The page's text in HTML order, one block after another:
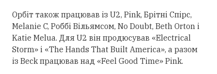
Орбіт також працював із U2, Pink, Брітні Спірс,
Melanie C, Роббі Вільямсом, No Doubt, Beth Orton і
Katie Melua. Для U2 він продюсував «Electrical
Storm» і «The Hands That Built America», а разом
із Beck працював над «Feel Good Time» Pink.